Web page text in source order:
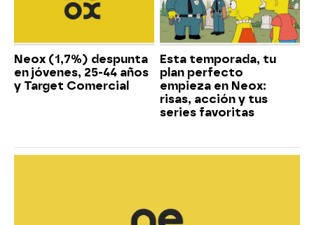
Neox (1,7%) despunta
en jóvenes, 25-44 años
y Target Comercial
Esta temporada, tu
plan perfecto
empieza en Neox:
risas, acción y tus
series favoritas